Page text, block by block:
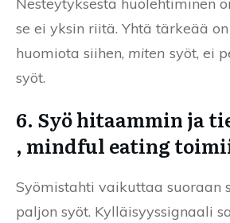
Nesteytyksestä huolehtiminen
se ei yksin riitä. Yhtä tärkeää
huomiota siihen, miten syöt, ei
syöt.
6. Syö hitaammin ja
, mindful eating
Syömistahti vaikuttaa suoraan
paljon syöt. Kylläisyyssignaali